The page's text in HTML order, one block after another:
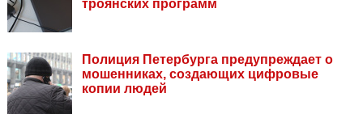
троянских программ
Полиция Петербурга предупреждает о
мошенниках, создающих цифровые
копии людей